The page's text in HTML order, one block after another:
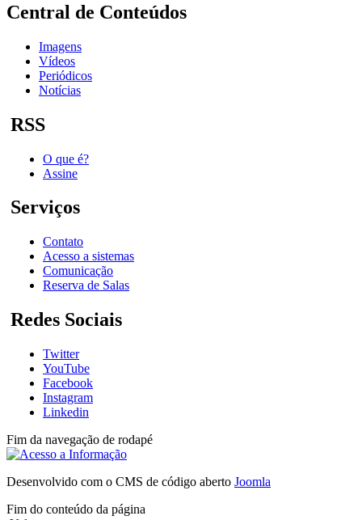
Central de Conteúdos
Imagens
Vídeos
Periódicos
Notícias
RSS
O que é?
Assine
Serviços
Contato
Acesso a sistemas
Comunicação
Reserva de Salas
Redes Sociais
Twitter
YouTube
Facebook
Instagram
Linkedin
Fim da navegação de rodapé
Desenvolvido com o CMS de código aberto Joomla
Fim do conteúdo da página